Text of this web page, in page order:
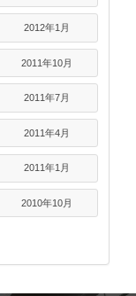
2012年1月
2011年10月
2011年7月
2011年4月
2011年1月
2010年10月